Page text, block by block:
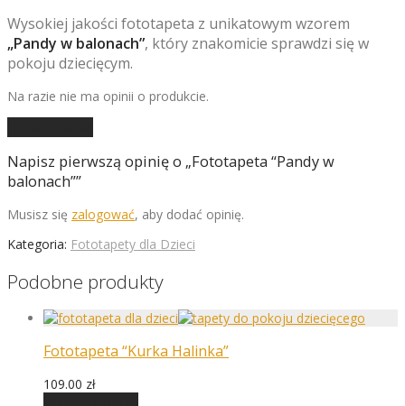
Wysokiej jakości fototapeta z unikatowym wzorem
„Pandy w balonach”, który znakomicie sprawdzi się w
pokoju dziecięcym.
Na razie nie ma opinii o produkcie.
Napisz pierwszą opinię o „Fototapeta “Pandy w
balonach””
Musisz się zalogować, aby dodać opinię.
Kategoria: Fototapety dla Dzieci
Podobne produkty
Fototapeta “Kurka Halinka”
109.00 zł